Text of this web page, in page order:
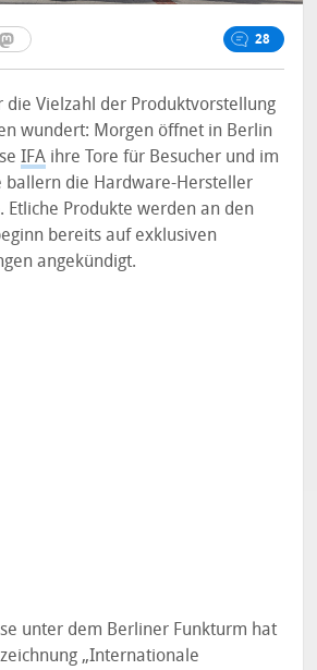
28
die Vielzahl der Produktvorstellung
wundert: Morgen öffnet in Berlin
IFA ihre Tore für Besucher und im
ballern die Hardware-Hersteller
Etliche Produkte werden an den
bereits auf exklusiven
angekündigt.
unter dem Berliner Funkturm hat
„Internationale